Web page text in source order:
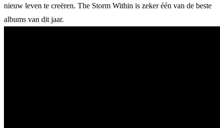
nieuw leven te creëren. The Storm Within is zeker één van de beste
albums van dit jaar.